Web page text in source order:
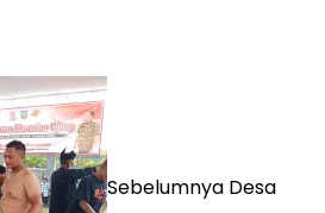
Sebelumnya Desa